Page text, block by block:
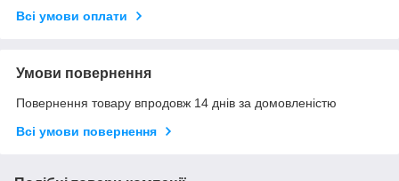
Всі умови оплати
Умови повернення
Повернення товару впродовж 14 днів за домовленістю
Всі умови повернення